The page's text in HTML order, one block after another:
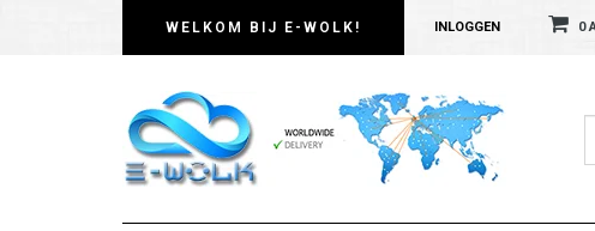
WELKOM BIJ E-WOLK! INLOGGEN 0